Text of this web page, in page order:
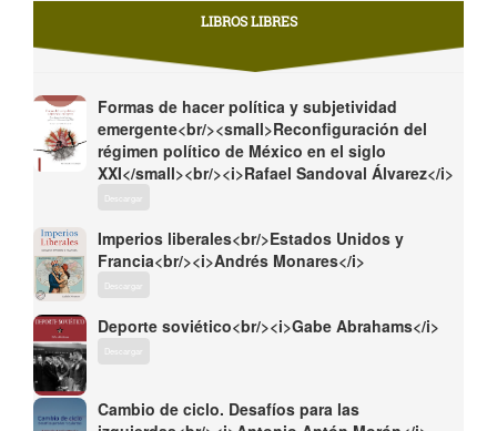
LIBROS LIBRES
Formas de hacer política y subjetividad
emergente<br/><small>Reconfiguración del
régimen político de México en el siglo
XXI</small><br/><i>Rafael Sandoval Álvarez</i>
Descargar
Imperios liberales<br/>Estados Unidos y
Francia<br/><i>Andrés Monares</i>
Descargar
Deporte soviético<br/><i>Gabe Abrahams</i>
Descargar
Cambio de ciclo. Desafíos para las